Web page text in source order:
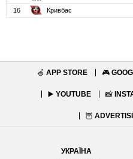
16
Кривбас
🍏 APP STORE 🎮
▶️ YOUTUBE 📸
🦉
УКРАЇНА